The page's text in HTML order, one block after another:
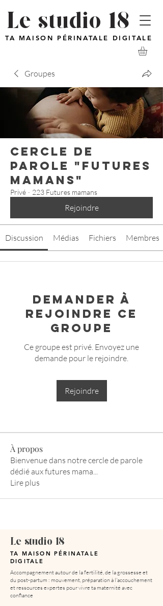
Le studio 18
TA MAISON PÉRINATALE DIGITALE
Groupes
Cercle de
parole "futures
mamans"
Privé · 223 Futures mamans
Rejoindre
Discussion Médias Fichiers Membres
Demander à
rejoindre ce
groupe
Ce groupe est privé. Envoyez une
demande pour le rejoindre.
Rejoindre
À propos
Bienvenue dans notre cercle de parole
dédié aux futures mama
Lire plus
Le studio 18
TA MAISON PÉRINATALE
DIGITALE
Accompagnement autour de la fertilité, de la grossesse et
du post-partum : mouvement, préparation à l'accouchement
et ressources expertes pour vivre ta maternité avec
confiance